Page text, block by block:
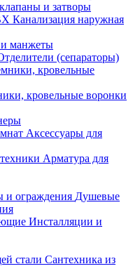
и затворы
Канализация наружная
манжеты
(сепараторы)
кровельные воронки
Аксессуары для
Арматура для
Душевые
Инсталляции и
Сантехника из